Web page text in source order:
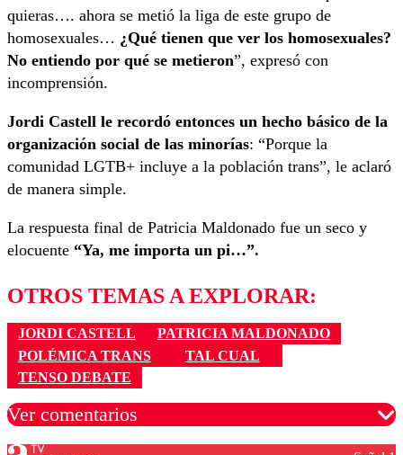
quieras…. ahora se metió la liga de este grupo de
homosexuales… ¿Qué tienen que ver los homosexuales?
No entiendo por qué se metieron”, expresó con
incomprensión.
Jordi Castell le recordó entonces un hecho básico de la
organización social de las minorías: “Porque la
comunidad LGTB+ incluye a la población trans”, le aclaró
de manera simple.
La respuesta final de Patricia Maldonado fue un seco y
elocuente “Ya, me importa un pi…”.
OTROS TEMAS A EXPLORAR:
JORDI CASTELL
PATRICIA MALDONADO
POLÉMICA TRANS
TAL CUAL
TENSO DEBATE
Ver comentarios